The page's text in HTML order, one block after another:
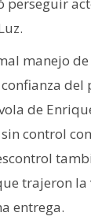
manejo
del
de
control
trajeron
entrega.